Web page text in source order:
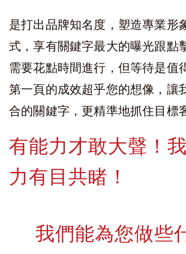
是打出品牌知名度，塑造專業形
式，享有關鍵字最大的曝光跟點
需要花點時間進行，但等待是值
第一頁的成效超乎您的想像，讓
合的關鍵字，更精準地抓住目標
有能力才敢大聲！
力有目共睹！
我們能為您做些